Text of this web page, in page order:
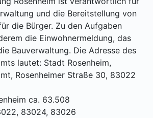
und die Bereitstellung von
die Bürger. Zu den Aufgaben
die Einwohnermeldung, das
Bauverwaltung. Die Adresse des
lautet: Stadt Rosenheim,
Rosenheimer Straße 30, 83022
ca. 63.508
83024, 83026